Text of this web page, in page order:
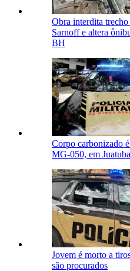
Obra interdita
Sarnoff e altera
BH
Corpo carbonizado
MG-050, em Juatuba
Jovem é morto a
são procurados